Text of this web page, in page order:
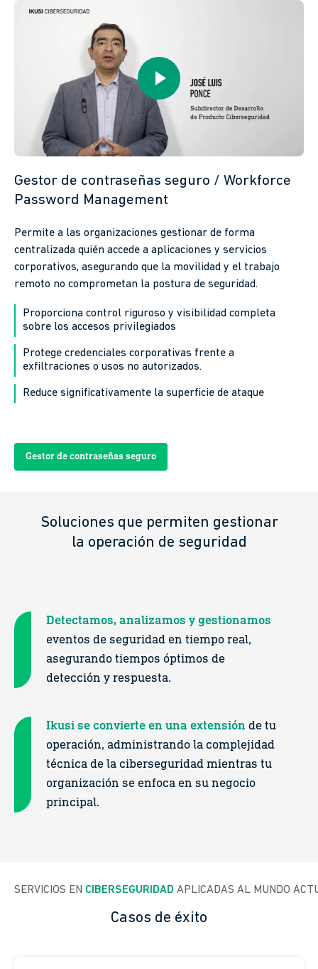
Gestor de contraseñas seguro / Workforce
Password Management
Permite a las organizaciones gestionar de forma
centralizada quién accede a aplicaciones y servicios
corporativos, asegurando que la movilidad y el trabajo
remoto no comprometan la postura de seguridad.
Proporciona control riguroso y visibilidad completa
sobre los accesos privilegiados
Protege credenciales corporativas frente a
exfiltraciones o usos no autorizados.
Reduce significativamente la superficie de ataque
Gestor de contraseñas seguro
Soluciones que permiten gestionar
la operación de seguridad
Detectamos, analizamos y gestionamos
eventos de seguridad en tiempo real,
asegurando tiempos óptimos de
detección y respuesta.
Ikusi se convierte en una extensión de tu
operación, administrando la complejidad
técnica de la ciberseguridad mientras tu
organización se enfoca en su negocio
principal.
SERVICIOS EN CIBERSEGURIDAD APLICADAS AL MUNDO
Casos de éxito